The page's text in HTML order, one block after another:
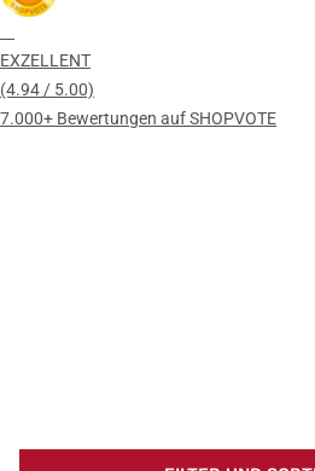
EXZELLENT
(4.94 / 5.00)
7.000+ Bewertungen auf SHOPVOTE